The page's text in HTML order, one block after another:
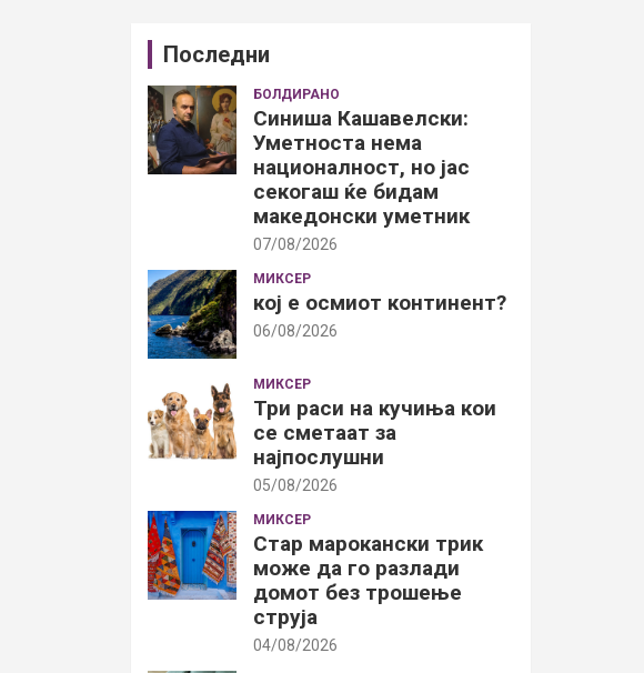
Последни
БОЛДИРАНО
Синиша Кашавелски:
Уметноста нема
националност, но јас
секогаш ќе бидам
македонски уметник
07/08/2026
МИКСЕР
кој е осмиот континент?
06/08/2026
МИКСЕР
Три раси на кучиња кои
се сметаат за
најпослушни
05/08/2026
МИКСЕР
Стар марокански трик
може да го разлади
домот без трошење
струја
04/08/2026